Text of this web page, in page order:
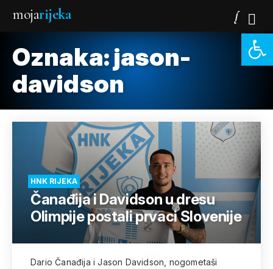
mojarijeka
Oznaka:jason-
davidson
HNK RIJEKA
Čanađija i Davidson u dresu
Olimpije postali prvaci Slovenije
Dario Čanađija i Jason Davidson, nogometaši